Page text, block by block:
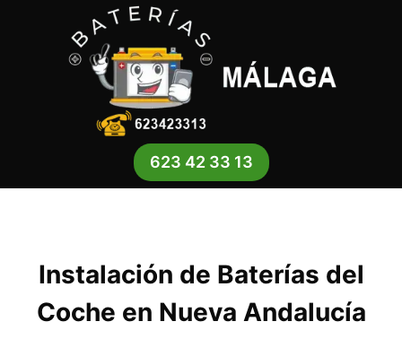
contenido
623 42 33 13
Instalación de Baterías del
Coche en Nueva Andalucía